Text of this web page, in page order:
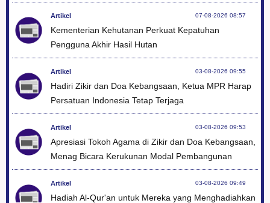
Artikel 07-08-2026 08:57
Kementerian Kehutanan Perkuat Kepatuhan
Pengguna Akhir Hasil Hutan
Artikel 03-08-2026 09:55
Hadiri Zikir dan Doa Kebangsaan, Ketua MPR Harap
Persatuan Indonesia Tetap Terjaga
Artikel 03-08-2026 09:53
Apresiasi Tokoh Agama di Zikir dan Doa Kebangsaan,
Menag Bicara Kerukunan Modal Pembangunan
Artikel 03-08-2026 09:49
Hadiah Al-Qur'an untuk Mereka yang Menghadiahkan